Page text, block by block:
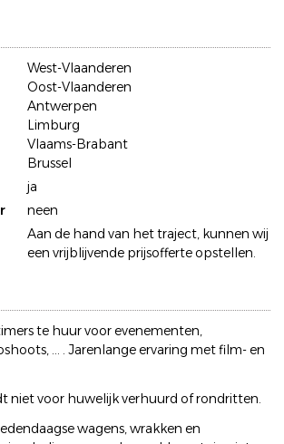
West-Vlaanderen
Oost-Vlaanderen
Antwerpen
Limburg
Vlaams-Brabant
Brussel
ja
neen
Aan de hand van het traject, kunnen wij
een vrijblijvende prijsofferte opstellen.
te huur voor evenementen,
... . Jarenlange ervaring met film- en
niet voor huwelijk verhuurd of rondritten.
wagens, wrakken en